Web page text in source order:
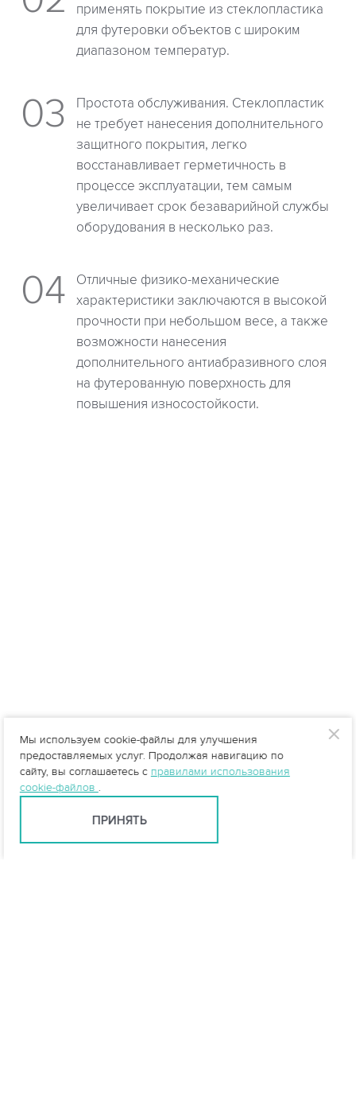
применять покрытие из стеклопластика
для футеровки объектов с широким
диапазоном температур.
Простота обслуживания. Стеклопластик
не требует нанесения дополнительного
защитного покрытия, легко
восстанавливает герметичность в
процессе эксплуатации, тем самым
увеличивает срок безаварийной службы
оборудования в несколько раз.
Отличные физико-механические
характеристики заключаются в высокой
прочности при небольшом весе, а также
возможности нанесения
дополнительного антиабразивного слоя
на футерованную поверхность для
повышения износостойкости.
Мы используем cookie-файлы для улучшения
предоставляемых услуг. Продолжая навигацию по
сайту, вы соглашаетесь с правилами использования
cookie-файлов .
ПРИНЯТЬ